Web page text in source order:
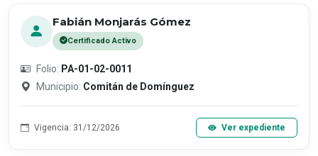
Fabián Monjarás Gómez
Certificado Activo
Folio: PA-01-02-0011
Municipio: Comitán de Domínguez
Vigencia: 31/12/2026 Ver expediente